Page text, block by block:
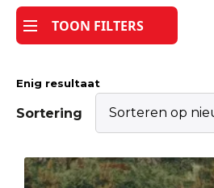
Tijdpakker stof
TOON FILTERS
Enig resultaat
Sortering